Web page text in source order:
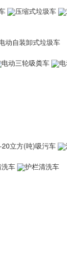
压缩式垃圾车
动自装卸式垃圾车
电动三轮吸粪车
20立方(吨)吸污车
车
护栏清洗车